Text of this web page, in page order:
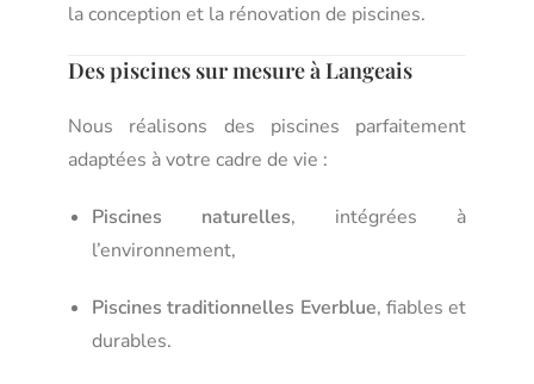
la conception et la rénovation de piscines.
Des piscines sur mesure à Langeais
Nous réalisons des piscines parfaitement
adaptées à votre cadre de vie :
Piscines naturelles, intégrées à
l’environnement,
Piscines traditionnelles Everblue, fiables et
durables.